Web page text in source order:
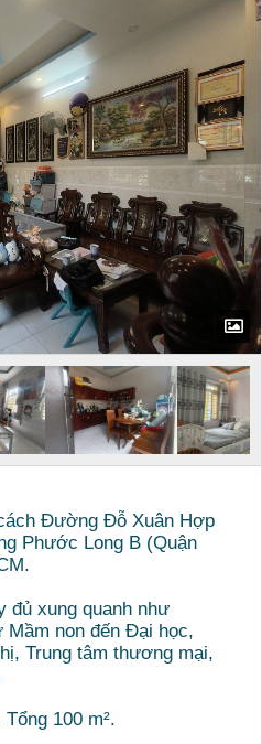
Đường Đỗ Xuân Hợp
Phước Long B (Quận
đủ xung quanh như
non đến Đại học,
Trung tâm thương mại,
100 m².